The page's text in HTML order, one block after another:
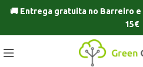
🚚 Entrega gratuita no Barreiro e
15€